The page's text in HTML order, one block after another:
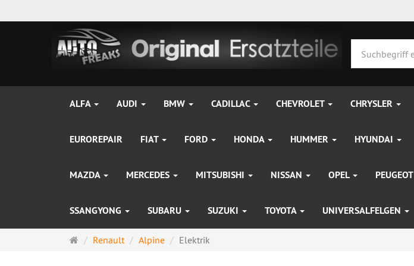
ALFA AUDI BMW CADILLAC CHEVROLET CHRYSLER
EUROREPAIR FIAT FORD HONDA HUMMER HYUNDAI
MAZDA MERCEDES MITSUBISHI NISSAN OPEL PEUGEOT
SSANGYONG SUBARU SUZUKI TOYOTA UNIVERSALFELGEN
Startseite
Renault Alpine Elektrik